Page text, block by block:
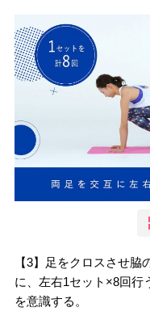
【3】足をクロスさせ
に、左右1セット×8回行
を意識する。